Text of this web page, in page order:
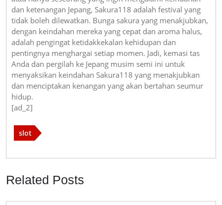
dan ketenangan Jepang, Sakura118 adalah festival yang
tidak boleh dilewatkan. Bunga sakura yang menakjubkan,
dengan keindahan mereka yang cepat dan aroma halus,
adalah pengingat ketidakkekalan kehidupan dan
pentingnya menghargai setiap momen. Jadi, kemasi tas
Anda dan pergilah ke Jepang musim semi ini untuk
menyaksikan keindahan Sakura118 yang menakjubkan
dan menciptakan kenangan yang akan bertahan seumur
hidup.
[ad_2]
slot
Related Posts